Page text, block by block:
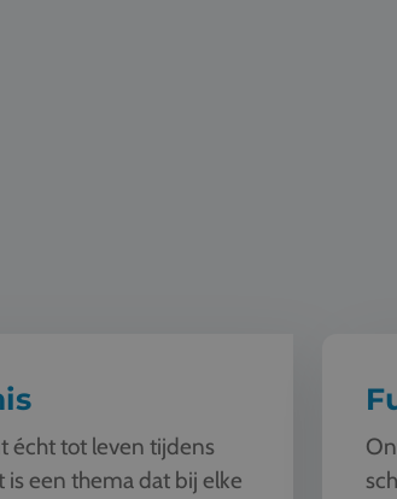
écht tot leven tijdens
is een thema dat bij elke